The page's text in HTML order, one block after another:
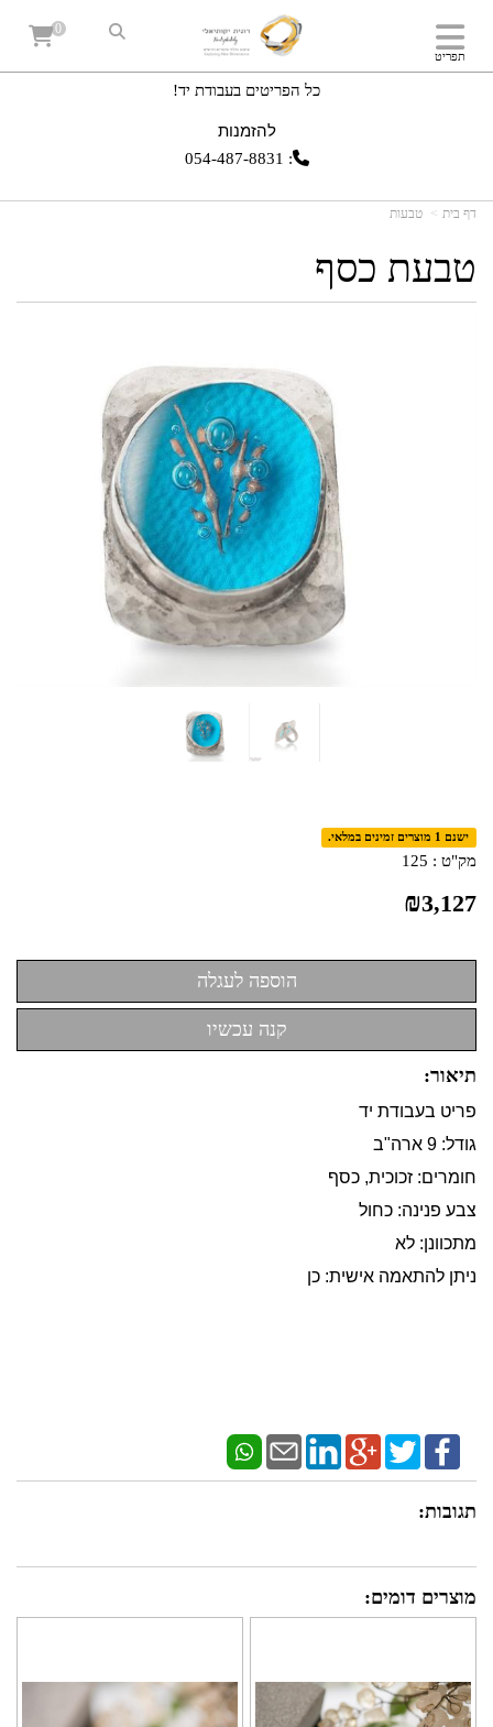
כל הפריטים בעבודת יד!
להזמנות
:
054-487-8831
תפריט
0
דף בית טבעות
טבעת כסף
ישנם 1 מוצרים זמינים במלאי.
מק"ט : 125
₪3,127
תיאור:
פריט בעבודת יד
גודל: 9 ארה"ב
חומרים: זכוכית, כסף
צבע פנינה: כחול
מתכוונן: לא
ניתן להתאמה אישית: כן
תגובות:
מוצרים דומים: